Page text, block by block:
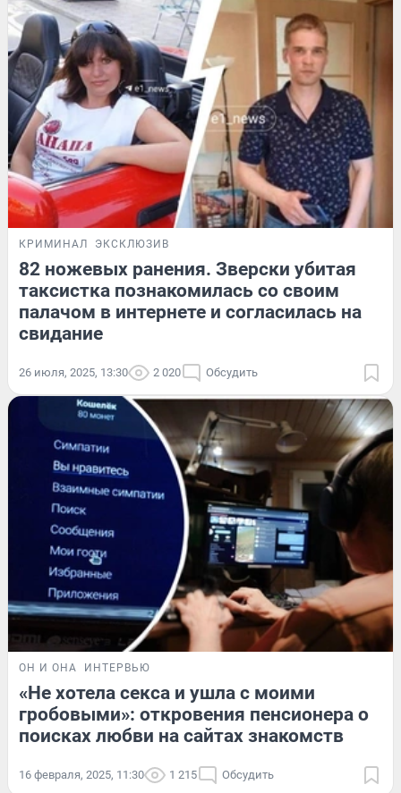
КРИМИНАЛ ЭКСКЛЮЗИВ
82 ножевых ранения. Зверски убитая
таксистка познакомилась со своим
палачом в интернете и согласилась на
свидание
26 июля, 2025, 13:30 2 020 Обсудить
ОН И ОНА ИНТЕРВЬЮ
«Не хотела секса и ушла с моими
гробовыми»: откровения пенсионера о
поисках любви на сайтах знакомств
16 февраля, 2025, 11:30 1 215 Обсудить